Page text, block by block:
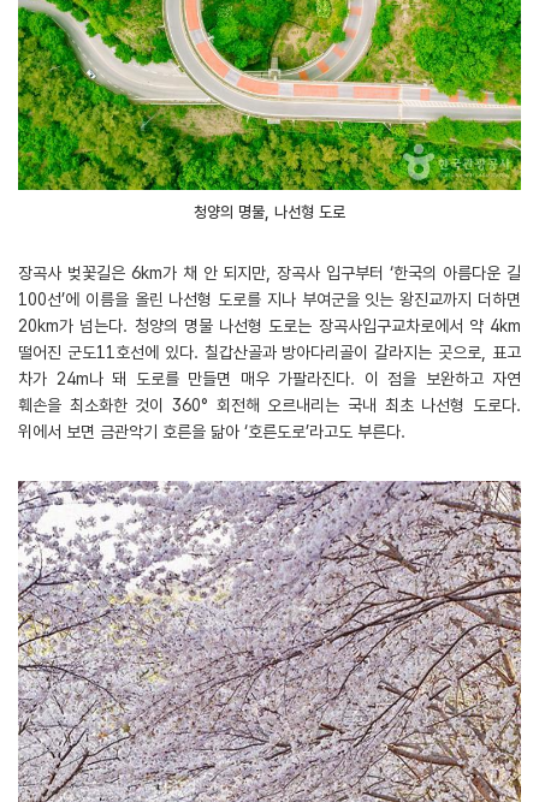
청양의 명물, 나선형 도로
장곡사 벚꽃길은 6km가 채 안 되지만, 장곡사 입구부터 ‘한국의 아름다운 길
100선’에 이름을 올린 나선형 도로를 지나 부여군을 잇는 왕진교까지 더하면
20km가 넘는다. 청양의 명물 나선형 도로는 장곡사입구교차로에서 약 4km
떨어진 군도11호선에 있다. 칠갑산골과 방아다리골이 갈라지는 곳으로, 표고
차가 24m나 돼 도로를 만들면 매우 가팔라진다. 이 점을 보완하고 자연
훼손을 최소화한 것이 360° 회전해 오르내리는 국내 최초 나선형 도로다.
위에서 보면 금관악기 호른을 닮아 ‘호른도로’라고도 부른다.